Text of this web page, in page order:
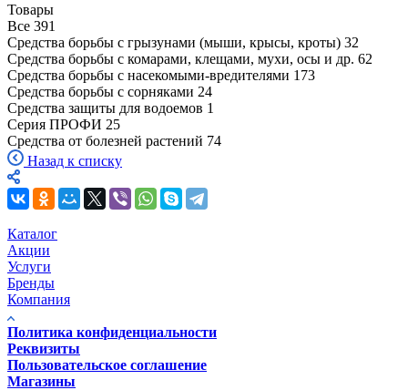
Товары
Все 391
Средства борьбы с грызунами (мыши, крысы, кроты) 32
Средства борьбы с комарами, клещами, мухи, осы и др. 62
Средства борьбы с насекомыми-вредителями 173
Средства борьбы с сорняками 24
Средства защиты для водоемов 1
Серия ПРОФИ 25
Средства от болезней растений 74
Назад к списку
Каталог
Акции
Услуги
Бренды
Компания
Политика конфиденциальности
Реквизиты
Пользовательское соглашение
Магазины